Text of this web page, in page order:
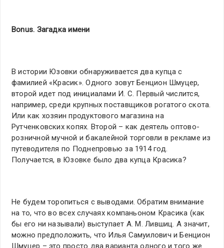
Bonus. Загадка имени
В истории Юзовки обнаруживается два купца с
фамилией «Красик». Одного зовут Бенцион Шмуцер,
второй идет под инициалами И. С. Первый числится,
например, среди крупных поставщиков рогатого скота.
Или как хозяин продуктового магазина на
Рутченковских копях. Второй – как деятель оптово-
розничной мучной и бакалейной торговли в рекламе из
путеводителя по Поднепровью за 1914 год.
Получается, в Юзовке было два купца Красика?
Не будем торопиться с выводами. Обратим внимание
на то, что во всех случаях компаньоном Красика (как
бы его ни называли) выступает А. М. Лившиц. А значит,
можно предположить, что Илья Самуилович и Бенцион
Шмуцер – это просто два варианта одного и того же